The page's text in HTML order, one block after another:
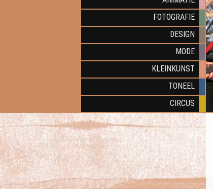
FOTOGRAFIE
DESIGN
MODE
KLEINKUNST
TONEEL
CIRCUS